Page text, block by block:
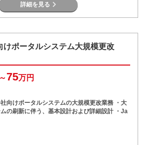
詳細を見る
けポータルシステム大規模更改
75万円
向けポータルシステムの大規模更改業務 ・大
の刷新に伴う、基本設計および詳細設計 ・Ja